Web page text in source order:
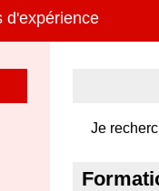
d'expérience
Je